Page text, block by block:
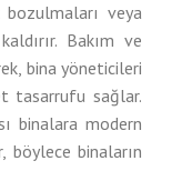
veya
Bakım ve
bina yöneticileri
tasarrufu sağlar.
binalara modern
böylece binaların